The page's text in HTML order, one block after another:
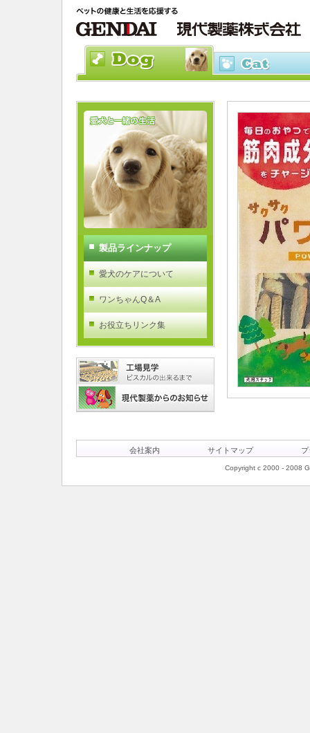
製品ラインナップ
愛犬のケアについて
ワンちゃんQ＆A
お役立ちリンク集
会社案内 サイトマップ
Copyright c 2000 - 2008